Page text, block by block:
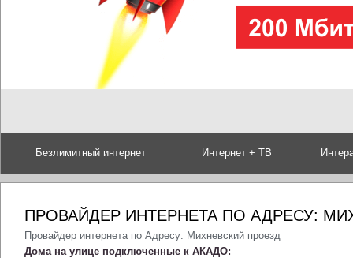
Безлимитный интернет Интернет + ТВ
ПРОВАЙДЕР ИНТЕРНЕТА ПО АДРЕСУ:
Провайдер интернета по Адресу: Михневский проезд
Дома на улице подключенные к АКАДО: